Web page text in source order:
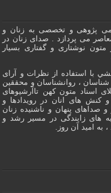
پژوهى و تخصصی به زنان و
می پردازد . صدای زنان در
نوشتاری و گفتاری بسیار
با استفاده از نظرات و آرای
، روانشناسان و محققین
اسناد متون کهن تاآرشیوهای
كنش هاى انان در رویدادها و
صداهای پنهان و ناشنیده زنان
های زایندگی در مسير رشد و
به اميد آن روز.